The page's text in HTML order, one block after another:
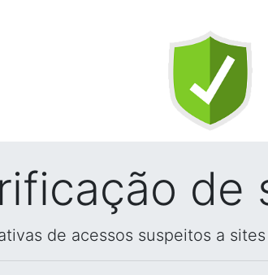
de
de acessos suspeitos a